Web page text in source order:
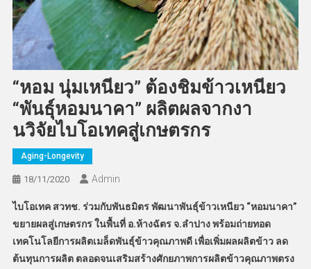
“หอม นุ่มเหนียว” ต้องชิมข้าวเหนียว
“พันธุ์หอมนาคา” ผลิตผลจากงา
นวิจัยไบโอเทคสู่เกษตรกร
Aging-Longevity
18/11/2020 Admin
ไบโอเทค สวทช. ร่วมกับพันธมิตร พัฒนาพันธุ์ข้าวเหนียว “หอมนาคา”
ขยายผลสู่เกษตรกร ในพื้นที่ อ.ห้างฉัตร จ.ลำปาง พร้อมถ่ายทอด
เทคโนโลยีการผลิตเมล็ดพันธุ์ข้าวคุณภาพดี เพื่อเพิ่มผลผลิตข้าว ลด
ต้นทุนการผลิต ตลอดจนเสริมสร้างศักยภาพการผลิตข้าวคุณภาพตรง